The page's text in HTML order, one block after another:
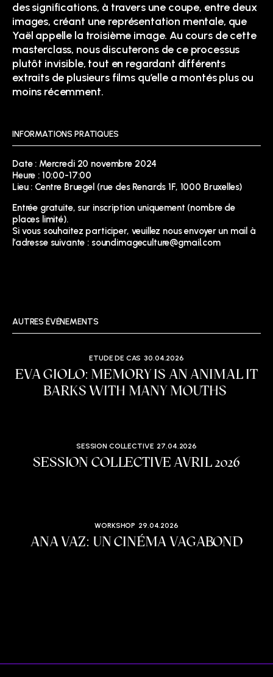
des significations, à travers une coupe, entre deux
images, créant une représentation mentale, que
Yaël appelle la troisième image. Au cours de cette
masterclass, nous discuterons de ce processus
plutôt invisible, tout en regardant différents
extraits de plusieurs films qu’elle a montés plus ou
moins récemment.
INFORMATIONS PRATIQUES
Date : Mercredi 20 novembre 2024
Heure : 10:00-17:00
Lieu : Centre Bruegel (rue des Renards 1F, 1000 Bruxelles)
Entrée gratuite, sur inscription uniquement (nombre de
places limité).
Si vous souhaitez participer, veuillez nous envoyer un mail à
l’adresse suivante : soundimageculture@gmail.com
AUTRES ÉVÉNEMENTS
ETUDE DE CAS 30.04.2026
EVA GIOLO: MEMORY IS AN ANIMAL IT
BARKS WITH MANY MOUTHS
SESSION COLLECTIVE 27.04.2026
SESSION COLLECTIVE AVRIL 2026
WORKSHOP 29.04.2026
ANA VAZ: UN CINÉMA VAGABOND